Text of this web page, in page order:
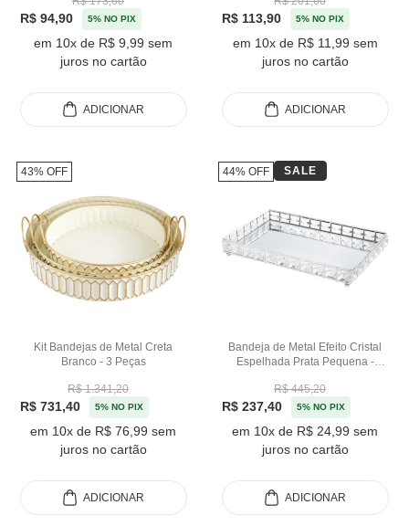
R$ 94,90 5% NO PIX
em 10x de R$ 9,99 sem
juros no cartão
ADICIONAR
R$ 113,90 5% NO PIX
em 10x de R$ 11,99 sem
juros no cartão
ADICIONAR
Kit Bandejas de Metal Creta
Branco - 3 Peças
R$ 1.341,20
R$ 731,40 5% NO PIX
em 10x de R$ 76,99 sem
juros no cartão
43% OFF
ADICIONAR
Bandeja de Metal Efeito Cristal
Espelhada Prata Pequena -
R$ 445,20
R$ 237,40 5% NO PIX
em 10x de R$ 24,99 sem
juros no cartão
44% OFF SALE
ADICIONAR